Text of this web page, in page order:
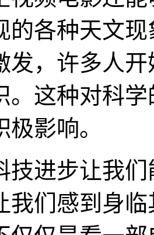
的各种天文
发，许多人
。这种对科
影响。
技进步让我
我们感到身